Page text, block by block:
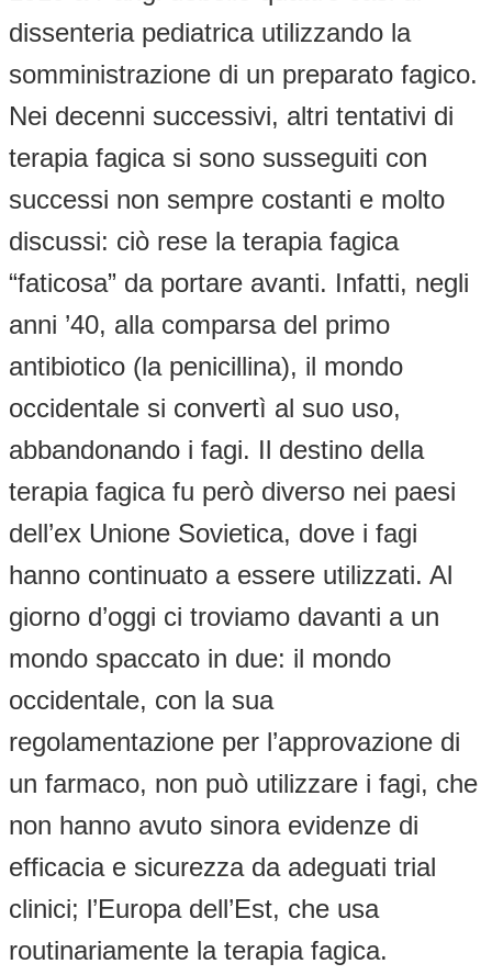
dissenteria pediatrica utilizzando la
somministrazione di un preparato fagico.
Nei decenni successivi, altri tentativi di
terapia fagica si sono susseguiti con
successi non sempre costanti e molto
discussi: ciò rese la terapia fagica
“faticosa” da portare avanti. Infatti, negli
anni ’40, alla comparsa del primo
antibiotico (la penicillina), il mondo
occidentale si convertì al suo uso,
abbandonando i fagi. Il destino della
terapia fagica fu però diverso nei paesi
dell’ex Unione Sovietica, dove i fagi
hanno continuato a essere utilizzati. Al
giorno d’oggi ci troviamo davanti a un
mondo spaccato in due: il mondo
occidentale, con la sua
regolamentazione per l’approvazione di
un farmaco, non può utilizzare i fagi, che
non hanno avuto sinora evidenze di
efficacia e sicurezza da adeguati trial
clinici; l’Europa dell’Est, che usa
routinariamente la terapia fagica.